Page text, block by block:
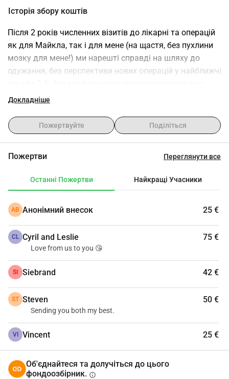
Історія збору коштів
Після 2 років численних візитів до лікарні та операцій
як для Майкла, так і для мене (на щастя, без пухлини
мозку для мене!) ми нарешті справді на шляху до
одужання, без перспективи нових операцій у найближчі
цього періоду повторюваних медичних криз, і змогли
практичній допомозі від наших друзів і родини (і
місцевих груп "безкоштовної роздачі"). Минулого року
днів відпустки, щоб разом відпочити. Тепер я знову
можете, але з вашого надлишку, а не з ваших власних
дрібниця допомагає!
Докладніше
Пожертвуйте Поділіться
Пожертви Переглянути все
Останні Пожертви Найкращі Учасники
АВ Анонімний внесок 25 €
CL Cyril and Leslie 75 €
Love from us to you 😘
SI Siebrand 42 €
ST Steven 50 €
Sending you both my best.
VI Vincent 25 €
Об'єднайтеся та долучіться до цього
фондоозбірник. info